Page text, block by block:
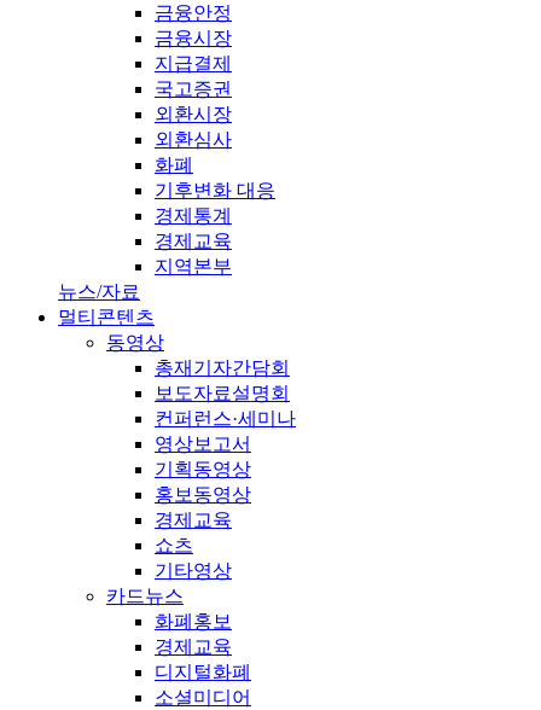
금융안정
금융시장
지급결제
국고증권
외환시장
외환심사
화폐
기후변화 대응
경제통계
경제교육
지역본부
뉴스/자료
멀티콘텐츠
동영상
총재기자간담회
보도자료설명회
컨퍼런스·세미나
영상보고서
기획동영상
홍보동영상
경제교육
쇼츠
기타영상
카드뉴스
화폐홍보
경제교육
디지털화폐
소셜미디어